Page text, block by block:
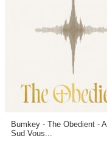
Bumkey - The Obedient -
Sud Vous...